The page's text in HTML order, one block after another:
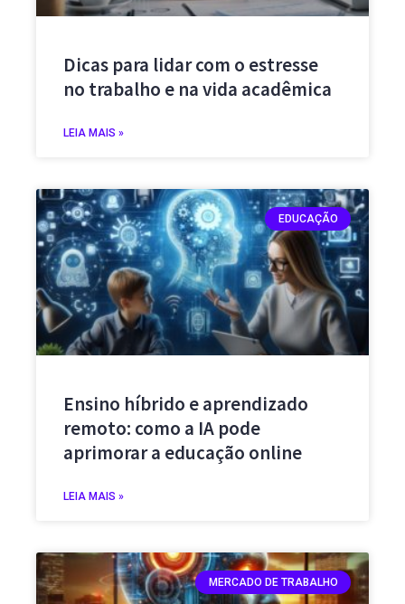
Dicas para lidar com o estresse
no trabalho e na vida acadêmica
LEIA MAIS »
EDUCAÇÃO
Ensino híbrido e aprendizado
remoto: como a IA pode
aprimorar a educação online
LEIA MAIS »
MERCADO DE TRABALHO